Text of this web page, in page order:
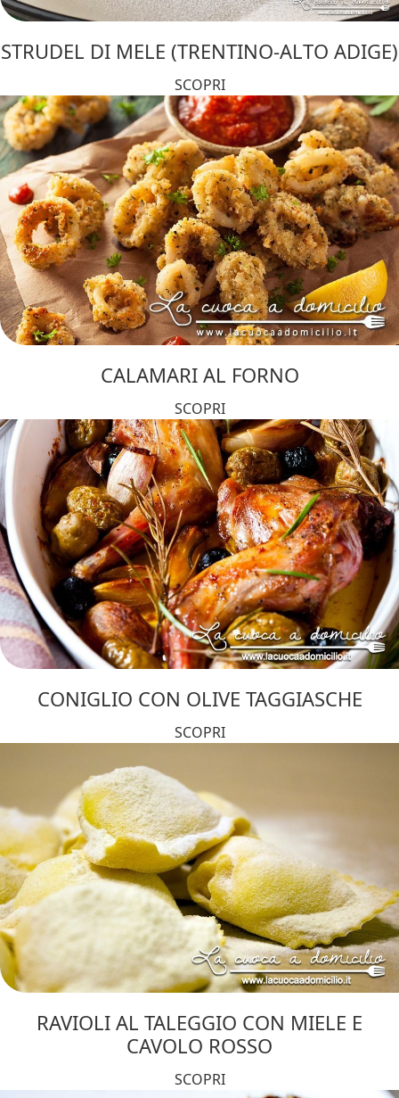
STRUDEL DI MELE (TRENTINO-ALTO ADIGE)
SCOPRI
CALAMARI AL FORNO
SCOPRI
CONIGLIO CON OLIVE TAGGIASCHE
SCOPRI
RAVIOLI AL TALEGGIO CON MIELE E
CAVOLO ROSSO
SCOPRI